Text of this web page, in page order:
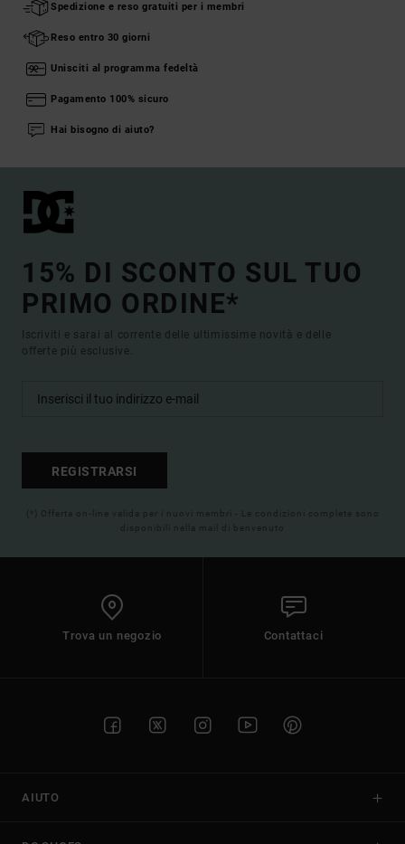
Spedizione e reso gratuiti per i membri
Reso entro 30 giorni
Unisciti al programma fedeltà
Pagamento 100% sicuro
Hai bisogno di aiuto?
15% DI SCONTO SUL TUO
PRIMO ORDINE*
Iscriviti e sarai al corrente delle ultimissime novità e delle
offerte più esclusive.
REGISTRARSI
(*) Offerta on-line valida per i nuovi membri - Le condizioni complete sono
disponibili nella mail di benvenuto
Trova un negozio Contattaci
AIUTO